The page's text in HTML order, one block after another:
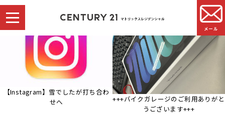
メール
【Instagram】雪でしたが打ち合わ
せへ
+++バイクガレージのご利用ありがと
うございます+++